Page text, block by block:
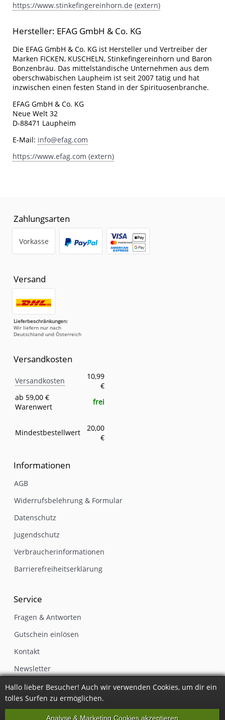
https://www.stinkefingereinhorn.de (extern)
Hersteller: EFAG GmbH & Co. KG
Die EFAG GmbH & Co. KG ist Hersteller und Vertreiber der
Marken FICKEN, KUSCHELN, Stinkefingereinhorn und Baron
Bonzenbräu. Das mittelständische Unternehmen aus dem
oberschwäbischen Laupheim ist seit 2007 tätig und hat
inzwischen einen festen Stand in der Spirituosenbranche.
EFAG GmbH & Co. KG
Neue Welt 32
D-88471 Laupheim
E-Mail: info@efag.com
https://www.efag.com (extern)
Zahlungsarten
Vorkasse
Versand
Lieferbeschränkungen:
Wir liefern nur nach
Deutschland und Österreich
Versandkosten
Eigenschaft
Versandkosten
10,99
€
ab 59,00 €
Warenwert
frei
Mindestbestellwert
20,00
€
Informationen
AGB
Widerrufsbelehrung & Formular
Datenschutz
Jugendschutz
Verbraucherinformationen
Barrierefreiheitserklärung
Service
Fragen & Antworten
Gutschein einlösen
Kontakt
Newsletter
Impressum
Vertrag widerrufen
Hallo lieber Besucher! Auch wir verwenden Cookies, um dir ein
tolles Surfen zu ermöglichen.
Analyse & Marketing Cookies akzeptieren